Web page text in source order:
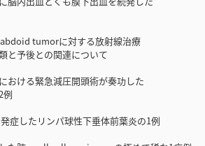
tumorに対する放射線治療
と予後との関連について
おける緊急減圧開頭術が奏功した
例
症したリンパ球性下垂体前葉炎の1例